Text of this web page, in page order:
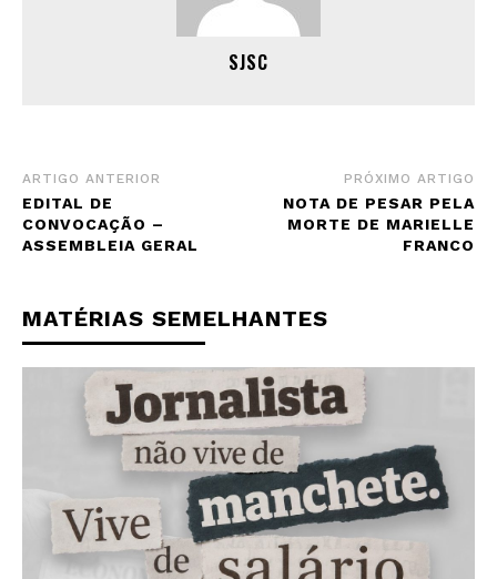
SJSC
ARTIGO ANTERIOR
EDITAL DE
CONVOCAÇÃO –
ASSEMBLEIA GERAL
PRÓXIMO ARTIGO
NOTA DE PESAR PELA
MORTE DE MARIELLE
FRANCO
MATÉRIAS SEMELHANTES